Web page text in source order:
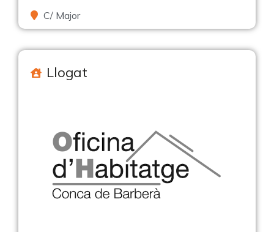
C/ Major
Llogat